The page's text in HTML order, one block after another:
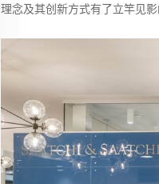
理念及其创新方式有了立竿见